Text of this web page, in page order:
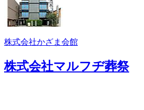
株式会社かざま会館
株式会社マルフヂ葬祭